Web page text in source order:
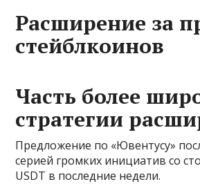
Расширение за
стейблкоинов
Часть более
стратегии
Предложение по «Ювентусу»
серией громких инициатив со
USDT в последние недели.